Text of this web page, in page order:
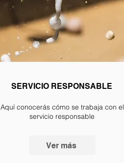
SERVICIO RESPONSABLE
Aquí conocerás cómo se trabaja con el
servicio responsable
Ver más